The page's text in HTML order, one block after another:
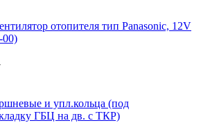
отопителя тип Panasonic, 12V
00)
и упл.кольца (под
ГБЦ на дв. с ТКР)